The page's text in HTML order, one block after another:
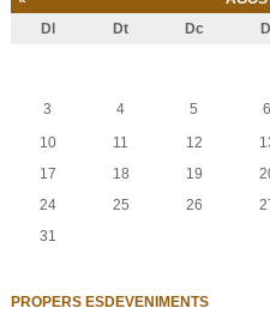
Dl Dt Dc
3
4 5 6
10
11 12
17
18 19
24
25 26
31
PROPERS ESDEVENIMENTS